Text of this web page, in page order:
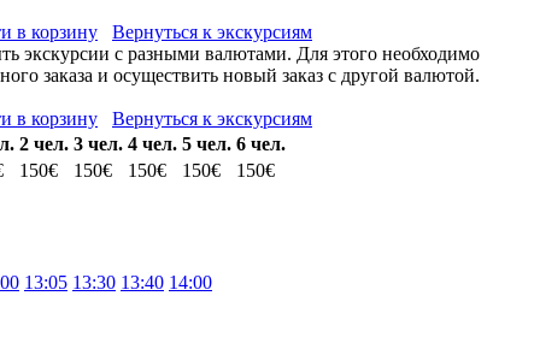
в корзину
Вернуться к экскурсиям
экскурсии с разными валютами. Для этого необходимо
заказа и осуществить новый заказ с другой валютой.
в корзину
Вернуться к экскурсиям
2 чел. 3 чел. 4 чел. 5 чел. 6 чел.
150€ 150€ 150€ 150€ 150€
13:05 13:30 13:40 14:00